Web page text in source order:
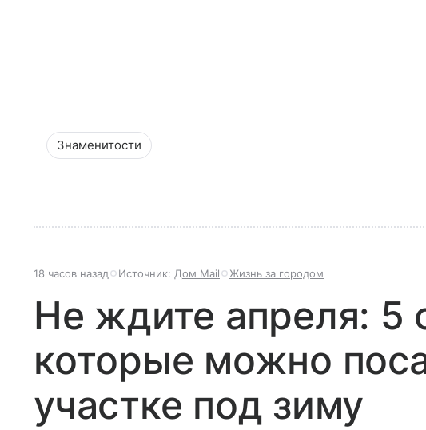
Знаменитости
18 часов назад Источник: Дом Mail Жизнь за городом
Не ждите апреля: 5
которые можно
участке под зиму